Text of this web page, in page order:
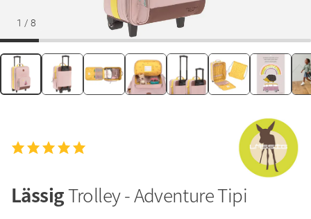
1 / 8
LässigTrolley - Adventure Tipi